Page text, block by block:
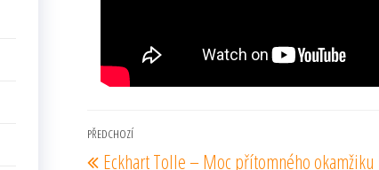
Navigace
Předchozí
PŘEDCHOZÍ
Eckhart Tolle – Moc přítomného okamžiku